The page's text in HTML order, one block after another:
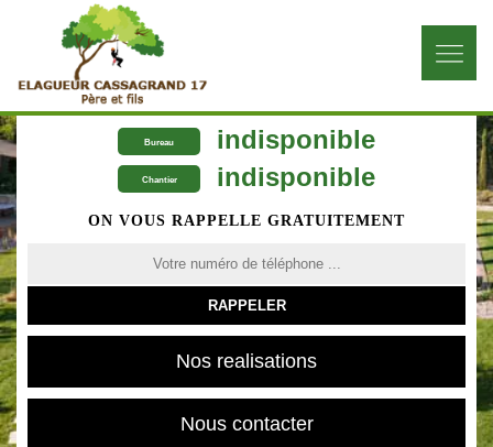
Bureau indisponible
Chantier indisponible
ON VOUS RAPPELLE GRATUITEMENT
Nos realisations
Nous contacter